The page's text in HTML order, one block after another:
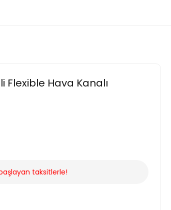
Flexible Hava Kanalı
taksitlerle!